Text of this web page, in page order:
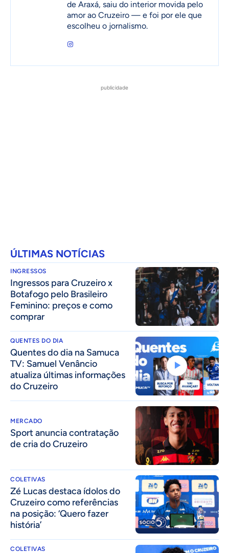
de Araxá, saiu do interior movida pelo
amor ao Cruzeiro — e foi por ele que
escolheu o jornalismo.
publicidade
ÚLTIMAS NOTÍCIAS
INGRESSOS
Ingressos para Cruzeiro x
Botafogo pelo Brasileiro
Feminino: preços e como
comprar
QUENTES DO DIA
Quentes do dia na Samuca
TV: Samuel Venâncio
atualiza últimas informações
do Cruzeiro
MERCADO
Sport anuncia contratação
de cria do Cruzeiro
COLETIVAS
Zé Lucas destaca ídolos do
Cruzeiro como referências
na posição: ‘Quero fazer
história’
COLETIVAS